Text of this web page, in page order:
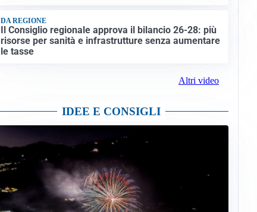
DA REGIONE
Il Consiglio regionale approva il bilancio 26-28: più
risorse per sanità e infrastrutture senza aumentare
le tasse
Altri video
IDEE E CONSIGLI